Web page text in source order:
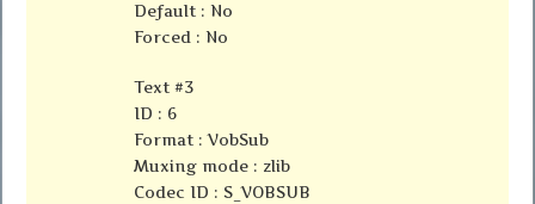
Default : No
Forced : No
Text #3
ID : 6
Format : VobSub
Muxing mode : zlib
Codec ID : S_VOBSUB